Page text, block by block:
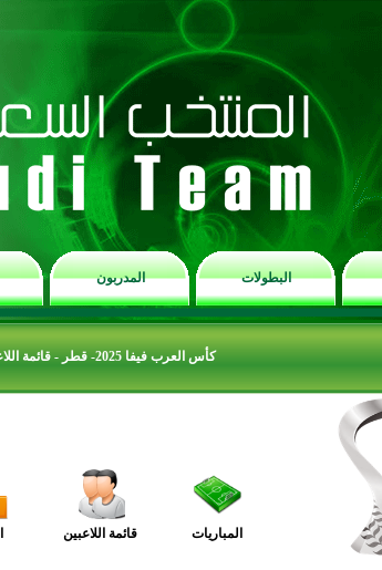
البطولات المدربون
كأس العرب فيفا 2025- قطر - قائمة اللاعبين
المباريات قائمة اللاعبين